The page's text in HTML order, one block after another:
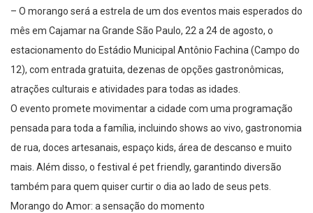
– O morango será a estrela de um dos eventos mais esperados do
mês em Cajamar na Grande São Paulo, 22 a 24 de agosto, o
estacionamento do Estádio Municipal Antônio Fachina (Campo do
12), com entrada gratuita, dezenas de opções gastronômicas,
atrações culturais e atividades para todas as idades.
O evento promete movimentar a cidade com uma programação
pensada para toda a família, incluindo shows ao vivo, gastronomia
de rua, doces artesanais, espaço kids, área de descanso e muito
mais. Além disso, o festival é pet friendly, garantindo diversão
também para quem quiser curtir o dia ao lado de seus pets.
Morango do Amor: a sensação do momento